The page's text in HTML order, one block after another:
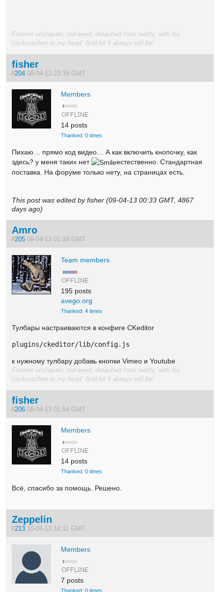
Forever unshaven, red-eyed, detached from reality, with his
cockroaches in my head. And let it always will be!
fisher
#204 08-04-13 23:38 GMT
Members
14 posts
Thanked: 0 times
Пихаю… прямо код видео… А как включить кнопочку, как
здесь? у меня таких нет
естественно. Стандартная
поставка. На форуме только нету, на страницах есть.
This post was edited by fisher (09-04-13 00:33 GMT, 4867
days ago)
Amro
#205 09-04-13 01:18 GMT
Team members
195 posts
avego.org
Thanked: 4 times
Тулбары настраиваются в конфиге CKeditor
plugins/ckeditor/lib/config.js
к нужному тулбару добавь кнопки Vimeo и Youtube
Forever unshaven, red-eyed, detached from reality, with his
cockroaches in my head. And let it always will be!
fisher
#206 09-04-13 01:54 GMT
Members
14 posts
Thanked: 0 times
Всё, спасибо за помощь. Решено.
Zeppelin
#213 10-04-13 14:11 GMT
Members
7 posts
Thanked: 0 times